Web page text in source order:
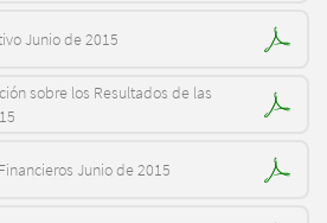
Junio de 2015
sobre los Resultados de las
Junio de 2015